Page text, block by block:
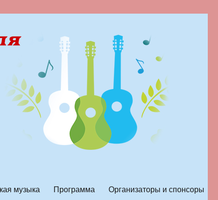
музыка Программа Организаторы и спонсоры